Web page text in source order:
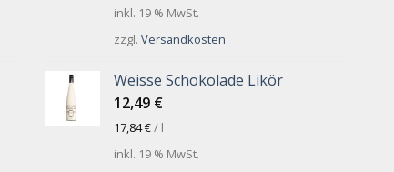
inkl. 19 % MwSt.
zzgl. Versandkosten
Weisse Schokolade Likör
12,49 €
17,84€/ l
inkl. 19 % MwSt.